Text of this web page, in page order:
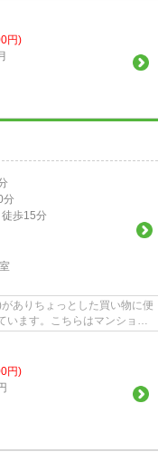
円)
分
徒歩15分
ありちょっとした買い物に便
います。こちらはマンション
円)